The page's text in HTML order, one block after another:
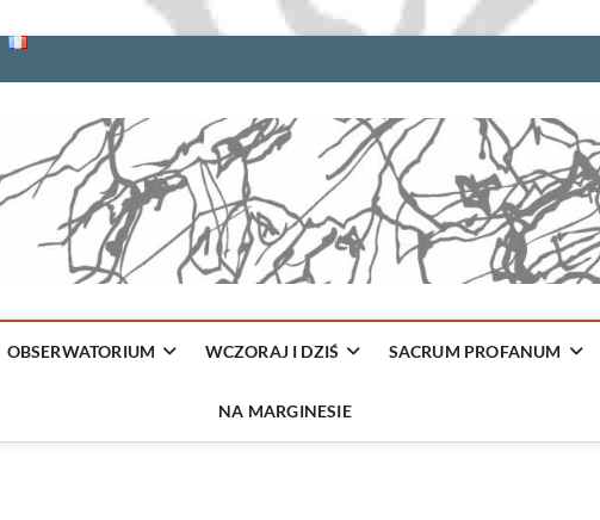
OBSERWATORIUM WCZORAJ I DZIŚ SACRUM PROFANUM
NA MARGINESIE